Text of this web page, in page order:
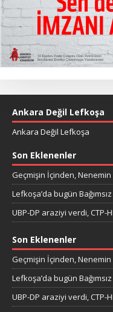
Ankara Değil Lefkoşa
Ankara Değil Lefkoşa
Son Eklenenler
Geçmişin İçinden, Nenemin
Lefkoşa’da bugün
UBP-DP araziyi verdi, CTP-
Son Eklenenler
Geçmişin İçinden, Nenemin
Lefkoşa’da bugün
UBP-DP araziyi verdi, CTP-